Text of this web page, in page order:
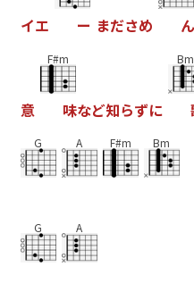
イエ ー まださめ ん
意
F#m
味など知らずに
Bm
G A F#m Bm
G A